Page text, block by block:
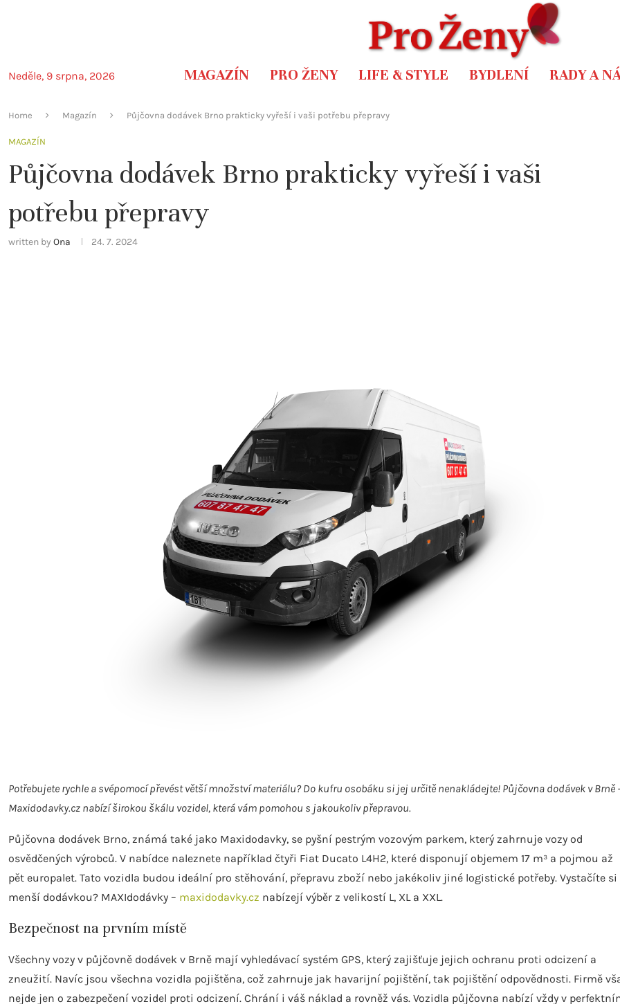
Neděle, 9 srpna, 2026 MAGAZÍN PRO ŽENY LIFE & STYLE BYDLENÍ RADY A
Home Magazín Půjčovna dodávek Brno prakticky vyřeší i vaši potřebu přepravy
MAGAZÍN
Půjčovna dodávek Brno prakticky vyřeší i vaši
potřebu přepravy
written by Ona 24. 7. 2024
Potřebujete rychle a svépomocí převést větší množství materiálu? Do kufru osobáku si jej určitě nenakládejte! Půjčovna dodávek v Brně
Maxidodavky.cz nabízí širokou škálu vozidel, která vám pomohou s jakoukoliv přepravou.
Půjčovna dodávek Brno, známá také jako Maxidodavky, se pyšní pestrým vozovým parkem, který zahrnuje vozy od
osvědčených výrobců. V nabídce naleznete například čtyři Fiat Ducato L4H2, které disponují objemem 17 m³ a pojmou až
pět europalet. Tato vozidla budou ideální pro stěhování, přepravu zboží nebo jakékoliv jiné logistické potřeby. Vystačíte si
menší dodávkou? MAXIdodávky – maxidodavky.cz nabízejí výběr z velikostí L, XL a XXL.
Bezpečnost na prvním místě
Všechny vozy v půjčovně dodávek v Brně mají vyhledávací systém GPS, který zajišťuje jejich ochranu proti odcizení a
zneužití. Navíc jsou všechna vozidla pojištěna, což zahrnuje jak havarijní pojištění, tak pojištění odpovědnosti. Firmě
nejde jen o zabezpečení vozidel proti odcizení. Chrání i váš náklad a rovněž vás. Vozidla půjčovna nabízí vždy v